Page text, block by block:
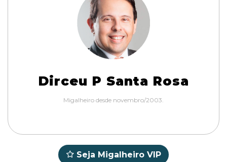
Dirceu P Santa Rosa
Migalheiro desde novembro/2003.
Seja Migalheiro VIP